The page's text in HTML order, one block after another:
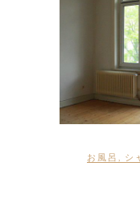
お風呂 シ